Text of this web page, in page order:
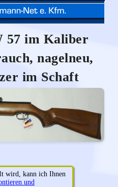
57 im Kaliber
nagelneu,
im Schaft
wird, kann ich Ihnen
und